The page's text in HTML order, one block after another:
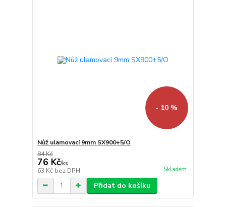
- 10 %
Nůž ulamovací 9mm SX900+5/O
84 Kč
76 Kč/ks
63 Kč bez DPH Skladem
Přidat do košíku